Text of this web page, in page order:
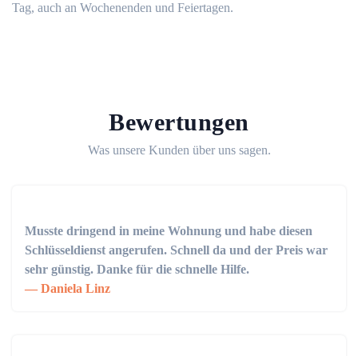
Tag, auch an Wochenenden und Feiertagen.
Bewertungen
Was unsere Kunden über uns sagen.
Musste dringend in meine Wohnung und habe diesen
Schlüsseldienst angerufen. Schnell da und der Preis war
sehr günstig. Danke für die schnelle Hilfe.
Daniela Linz